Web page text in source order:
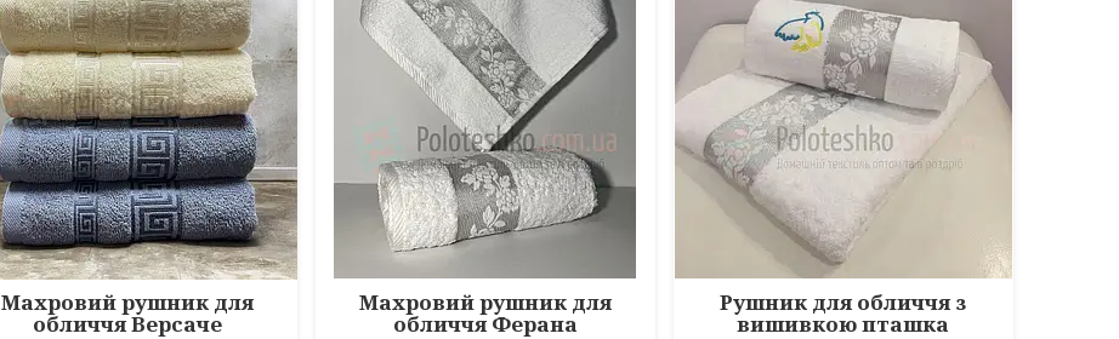
Махровий рушник для
обличчя Версаче
Махровий рушник для
обличчя Ферана
Рушник для обличчя з
вишивкою пташка